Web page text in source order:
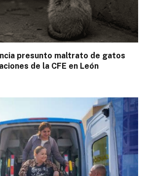
presunto maltrato de gatos
de la CFE en León